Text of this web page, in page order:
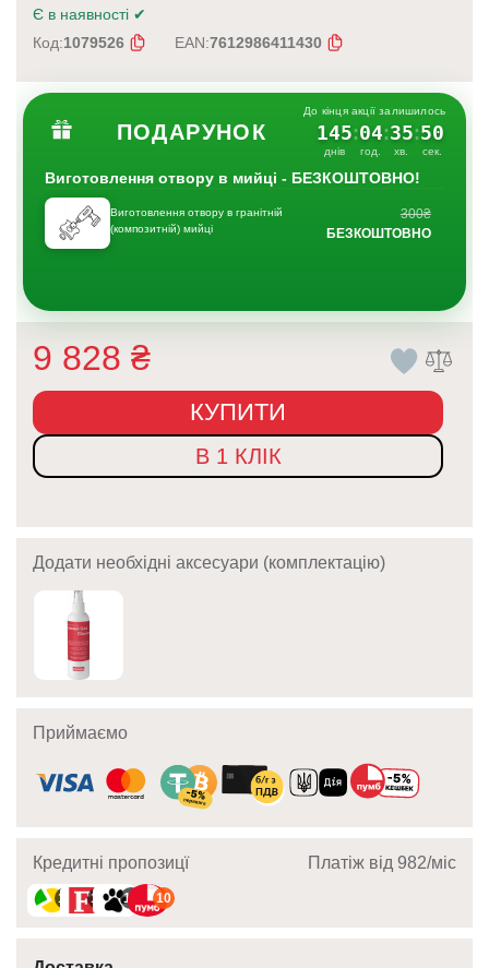
Є в наявності ✔
Код:1079526 EAN:7612986411430
ПОДАРУНОК
До кінця акції залишилось
145
днів
:04
год.
:35
хв.
:49
сек.
Виготовлення отвору в мийці - БЕЗКОШТОВНО!
Виготовлення отвору в гранітній
(композитній) мийці
300₴
БЕЗКОШТОВНО
9 828 ₴
КУПИТИ
В 1 КЛІК
Додати необхідні аксесуари (комплектацію)
Приймаємо
Кредитні пропозицї Платіж від 982/мic
10 10 10 10